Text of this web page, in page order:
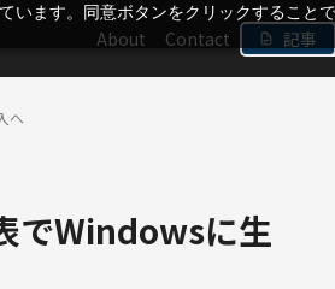
ます。同意ボタンをクリックすること
About Contact 記事
へ
でWindowsに生